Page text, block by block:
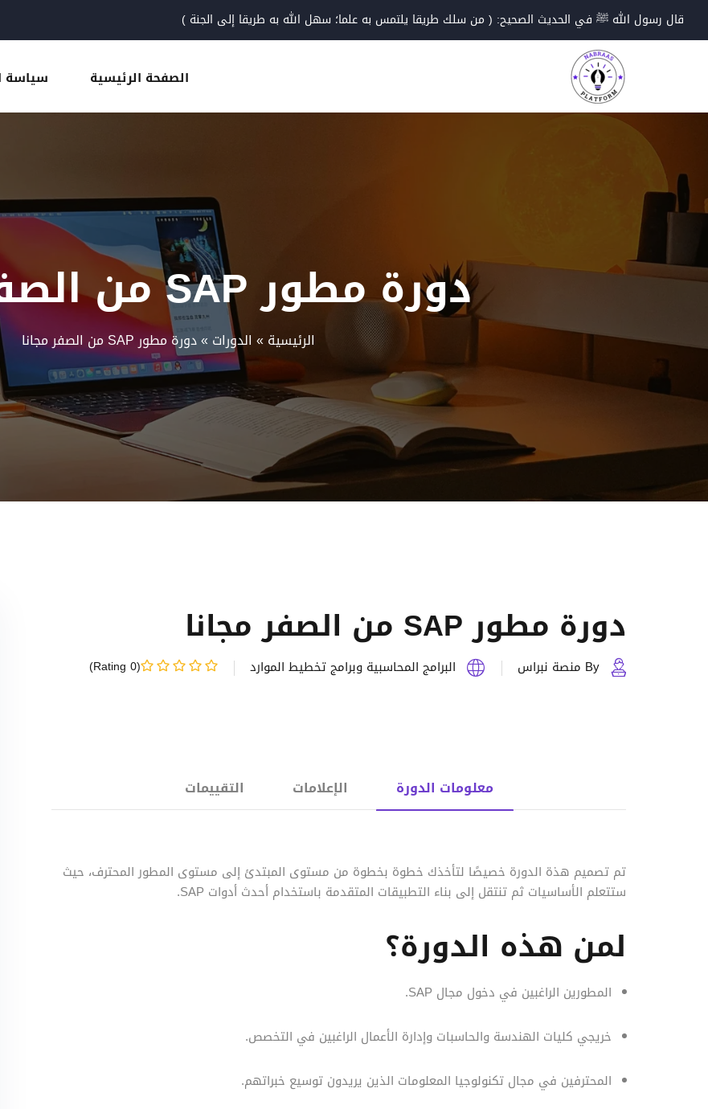
قال رسول الله ﷺ في الحديث الصحيح: ( من سلك طريقا يلتمس به علما؛ سهل الله به طريقا إلى الجنة )
الصفحة الرئيسية سياسة
دورة مطور SAP من الصفر مجانا
الرئيسية» الدورات »دورة مطور SAP من الصفر مجانا
دورة مطور SAP من الصفر مجانا
By منصة نبراس البرامج المحاسبية وبرامج تخطيط الموارد (0 Rating)
معلومات الدورة الإعلامات التقييمات
تم تصميم هذة الدورة خصيصًا لتأخذك خطوة بخطوة من مستوى المبتدئ إلى مستوى المطور المحترف، حيث
ستتعلم الأساسيات ثم تنتقل إلى بناء التطبيقات المتقدمة باستخدام أحدث أدوات SAP.
لمن هذه الدورة؟
المطورين الراغبين في دخول مجال SAP.
خريجي كليات الهندسة والحاسبات وإدارة الأعمال الراغبين في التخصص.
المحترفين في مجال تكنولوجيا المعلومات الذين يريدون توسيع خبراتهم.
Sign in
Don’t have an account? Sign up
Remember me
Lost your password?